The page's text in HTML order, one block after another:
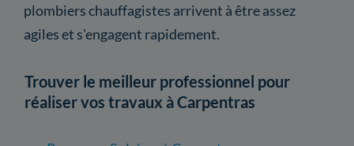
plombiers chauffagistes arrivent à être assez
agiles et s'engagent rapidement.
Trouver le meilleur professionnel pour
réaliser vos travaux à Carpentras